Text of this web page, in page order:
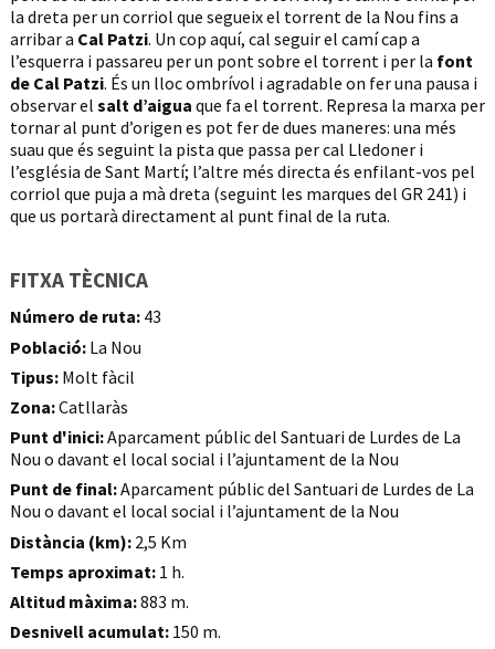
la dreta per un corriol que segueix el torrent de la Nou fins a
arribar a Cal Patzi. Un cop aquí, cal seguir el camí cap a
l’esquerra i passareu per un pont sobre el torrent i per la font
de Cal Patzi. És un lloc ombrívol i agradable on fer una pausa i
observar el salt d’aigua que fa el torrent. Represa la marxa per
tornar al punt d’origen es pot fer de dues maneres: una més
suau que és seguint la pista que passa per cal Lledoner i
l’església de Sant Martí; l’altre més directa és enfilant-vos pel
corriol que puja a mà dreta (seguint les marques del GR 241) i
que us portarà directament al punt final de la ruta.
FITXA TÈCNICA
Número de ruta: 43
Població: La Nou
Tipus: Molt fàcil
Zona:Catllaràs
Punt d'inici:Aparcament públic del Santuari de Lurdes de La
Nou o davant el local social i l’ajuntament de la Nou
Punt de final:Aparcament públic del Santuari de Lurdes de La
Nou o davant el local social i l’ajuntament de la Nou
Distància (km): 2,5 Km
Temps aproximat: 1 h.
Altitud màxima:883 m.
Desnivell acumulat: 150 m.